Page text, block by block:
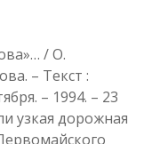
/ О.
– Текст :
– 1994. – 23
узкая дорожная